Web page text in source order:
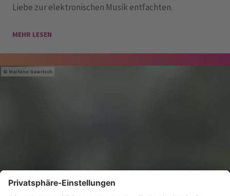
Liebe zur elektronischen Musik entfachten.
MEHR LESEN
Marlene Gawrisch